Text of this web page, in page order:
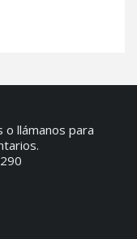
llámanos para